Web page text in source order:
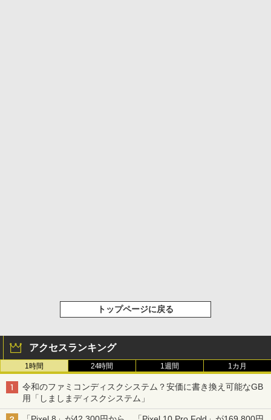
トップページに戻る
アクセスランキング
1時間 24時間 1週間 1カ月
令和のファミコンディスクシステム？安価に書き換え可能なGB
用「しましまディスクシステム」